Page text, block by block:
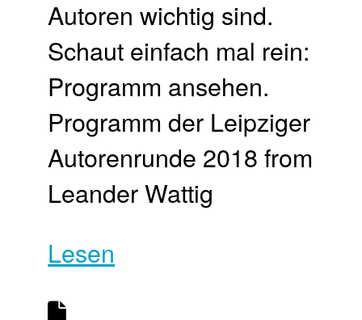
Autoren wichtig sind.
Schaut einfach mal rein:
Programm ansehen.
Programm der Leipziger
Autorenrunde 2018 from
Leander Wattig
Lesen